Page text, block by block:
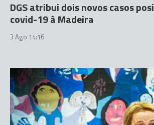
DGS atribui dois novos casos
covid-19 à Madeira
3 Ago 14:16